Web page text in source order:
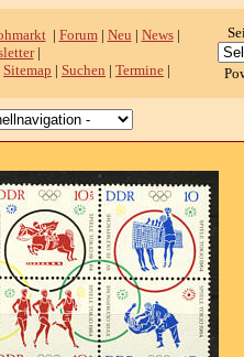
| Forum| Neu | News|
|
Sitemap | Suchen | Termine |